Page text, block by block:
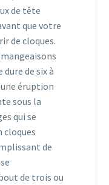
de tête
que votre
de cloques.
de six à
éruption
sous la
qui se
de
de trois ou